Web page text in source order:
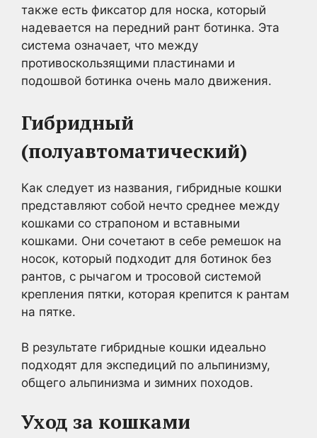
также есть фиксатор для носка, который
надевается на передний рант ботинка. Эта
система означает, что между
противоскользящими пластинами и
подошвой ботинка очень мало движения.
Гибридный
(полуавтоматический)
Как следует из названия, гибридные кошки
представляют собой нечто среднее между
кошками со страпоном и вставными
кошками. Они сочетают в себе ремешок на
носок, который подходит для ботинок без
рантов, с рычагом и тросовой системой
крепления пятки, которая крепится к рантам
на пятке.
В результате гибридные кошки идеально
подходят для экспедиций по альпинизму,
общего альпинизма и зимних походов.
Уход за кошками